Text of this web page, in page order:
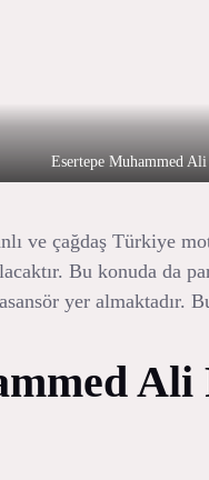
Esertepe Muhammed Ali
ve çağdaş Türkiye
Bu konuda da
yer almaktadır.
Ali